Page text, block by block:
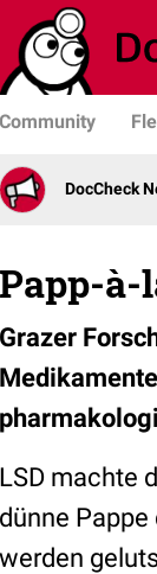
Community
DocCheck
Papp-
Grazer
LSD machte
dünne
werden